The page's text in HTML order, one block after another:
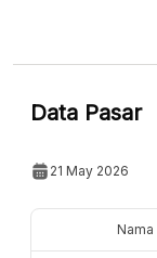
Data Pasar
21 May 2026
Nama